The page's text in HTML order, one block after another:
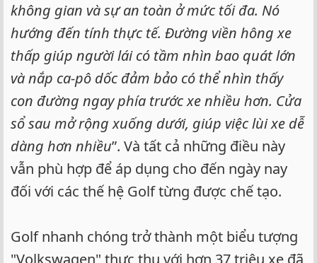
không gian và sự an toàn ở mức tối đa. Nó
hướng đến tính thực tế. Đường viền hông xe
thấp giúp người lái có tầm nhìn bao quát lớn
và nắp ca-pô dốc đảm bảo có thể nhìn thấy
con đường ngay phía trước xe nhiều hơn. Cửa
sổ sau mở rộng xuống dưới, giúp việc lùi xe dễ
dàng hơn nhiều”. Và tất cả những điều này
vẫn phù hợp để áp dụng cho đến ngày nay
đối với các thế hệ Golf từng được chế tạo.
Golf nhanh chóng trở thành một biểu tượng
"Volkswagen" thực thụ với hơn 37 triệu xe đã